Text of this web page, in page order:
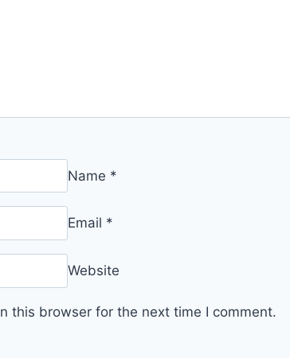
Name *
Email *
Website
this browser for the next time I comment.